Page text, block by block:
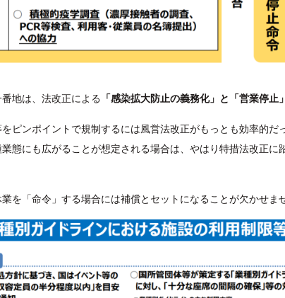
地は、法改正による 「感染拡大防止の義務化」と「営業停止」
ピンポイントで規制するには風営法改正がもっとも効率的だ
態にも広がることが想定される場合は、やはり特措法改正に
を「命令」する場合には補償とセットになることが欠かせま